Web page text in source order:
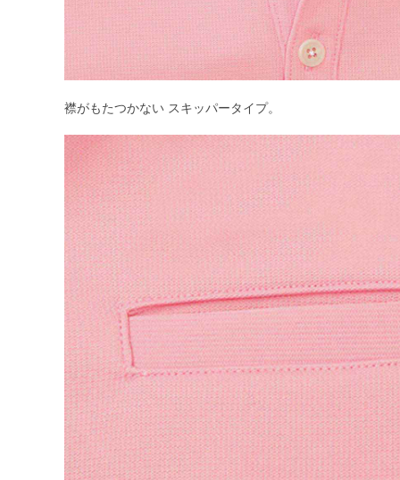
襟がもたつかない スキッパータイプ。